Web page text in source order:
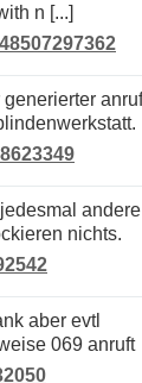
n [...]
nichts.
069 anruft